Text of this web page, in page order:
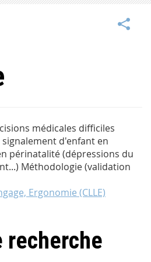
médicales difficiles
d'enfant en
périnatalité (dépressions du
Méthodologie (validation
Ergonomie (CLLE)
recherche